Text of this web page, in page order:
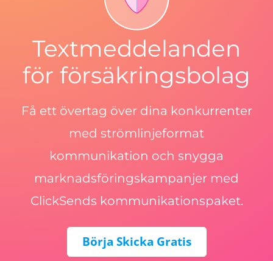
Textmeddelanden
för försäkringsbolag
Få ett övertag över dina konkurrenter
med strömlinjeformat
kommunikation och snygga
marknadsföringskampanjer med
ClickSends kommunikationspaket.
Börja Skicka Gratis